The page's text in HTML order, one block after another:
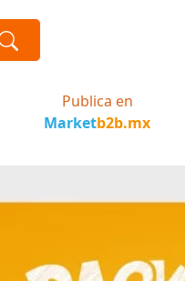
Publica en
Marketb2b.mx